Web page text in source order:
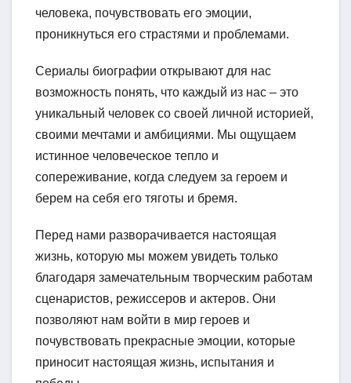
человека, почувствовать его эмоции,
проникнуться его страстями и проблемами.
Сериалы биографии открывают для нас
возможность понять, что каждый из нас – это
уникальный человек со своей личной историей,
своими мечтами и амбициями. Мы ощущаем
истинное человеческое тепло и
сопереживание, когда следуем за героем и
берем на себя его тяготы и бремя.
Перед нами разворачивается настоящая
жизнь, которую мы можем увидеть только
благодаря замечательным творческим работам
сценаристов, режиссеров и актеров. Они
позволяют нам войти в мир героев и
почувствовать прекрасные эмоции, которые
приносит настоящая жизнь, испытания и